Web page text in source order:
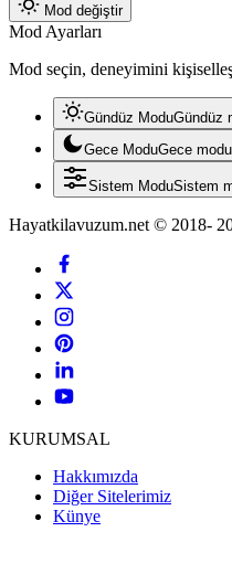
Mod değiştir
Mod Ayarları
Mod seçin, deneyimini
Gündüz ModuGündüz
Gece ModuGece
Sistem ModuSistem
Hayatkilavuzum.net © 2018-
KURUMSAL
Hakkımızda
Diğer Sitelerimiz
Künye